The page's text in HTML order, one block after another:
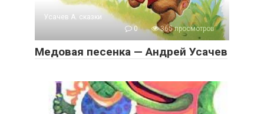
Усачев А. сказки
0
365 просмотров
Медовая песенка — Андрей Усачев